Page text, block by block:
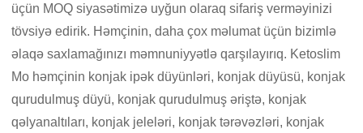
üçün MOQ siyasətimizə uyğun olaraq sifariş verməyinizi
tövsiyə edirik. Həmçinin, daha çox məlumat üçün bizimlə
əlaqə saxlamağınızı məmnuniyyətlə qarşılayırıq. Ketoslim
Mo həmçinin konjak ipək düyünləri, konjak düyüsü, konjak
qurudulmuş düyü, konjak qurudulmuş əriştə, konjak
qəlyanaltıları, konjak jeleləri, konjak tərəvəzləri, konjak